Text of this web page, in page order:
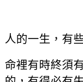
人的一生，有
命裡有時終須